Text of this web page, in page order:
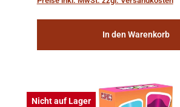
In den Warenkorb
Nicht auf Lager